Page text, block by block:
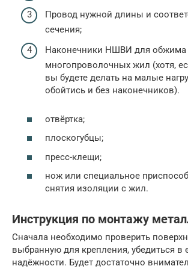
Провод нужной длины и
сечения;
Наконечники НШВИ для обжима
многопроволочных жил (хотя,
вы будете делать на малые
обойтись и без наконечников).
отвёртка;
плоскогубцы;
пресс-клещи;
нож или специальное
снятия изоляции с жил.
Инструкция по монтажу
Сначала необходимо проверить
выбранную для крепления, убедиться в
надёжности. Будет достаточно